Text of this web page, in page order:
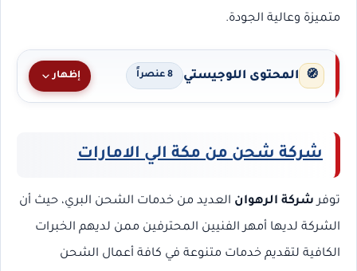
متميزة وعالية الجودة.
🧭 المحتوى اللوجيستي 8 عنصراً إظهار
شركة شحن من مكة الي الامارات
توفر شركة الرهوان العديد من خدمات الشحن البري، حيث أن
الشركة لديها أمهر الفنيين المحترفين ممن لديهم الخبرات
الكافية لتقديم خدمات متنوعة في كافة أعمال الشحن